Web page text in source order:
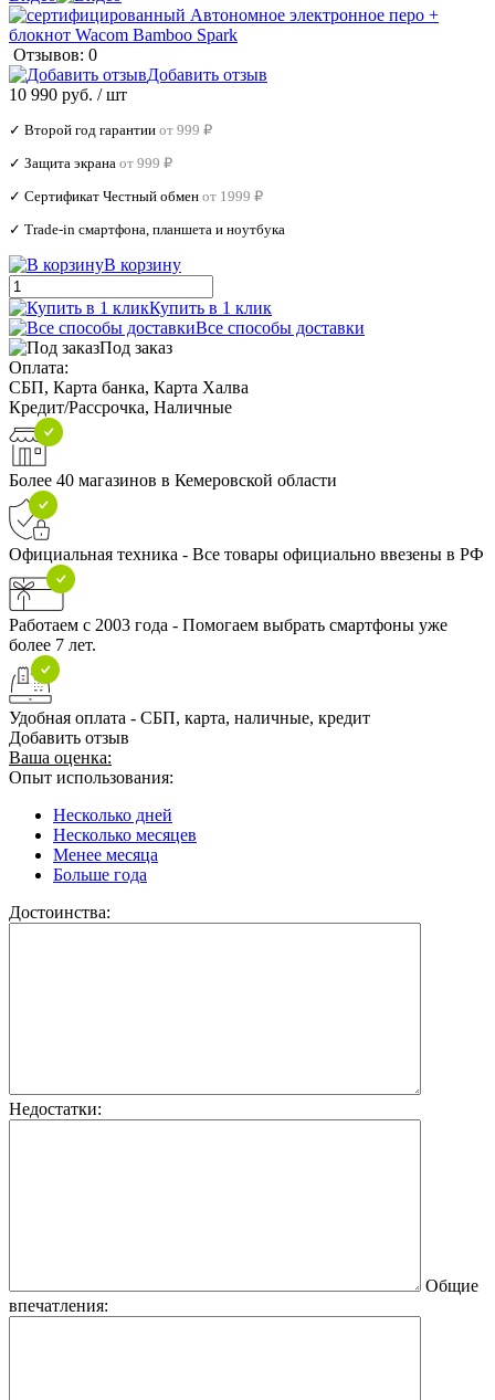
Отзывов: 0
Добавить отзыв
10 990 руб. / шт
✓ Второй год гарантии от 999 ₽
✓ Защита экрана от 999 ₽
✓ Сертификат Честный обмен от 1999 ₽
✓ Trade‑in смартфона, планшета и ноутбука
В корзину
Купить в 1 клик
Все способы доставки
Под заказ
Оплата:
СБП, Карта банка, Карта Халва
Кредит/Рассрочка, Наличные
Более 40 магазинов в Кемеровской области
Официальная техника - Все товары официально ввезены в РФ
Работаем с 2003 года - Помогаем выбрать смартфоны уже
более 7 лет.
Удобная оплата - СБП, карта, наличные, кредит
Добавить отзыв
Ваша оценка:
Опыт использования:
Несколько дней
Несколько месяцев
Менее месяца
Больше года
Достоинства:
Недостатки:
Общие
впечатления: